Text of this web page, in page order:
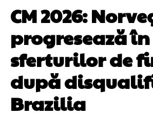
CM 2026:
progresează
sferturilor de
după
Brazilia